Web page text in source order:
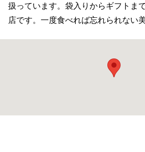
扱っています。袋入りからギフトま
店です。一度食べれば忘れられない